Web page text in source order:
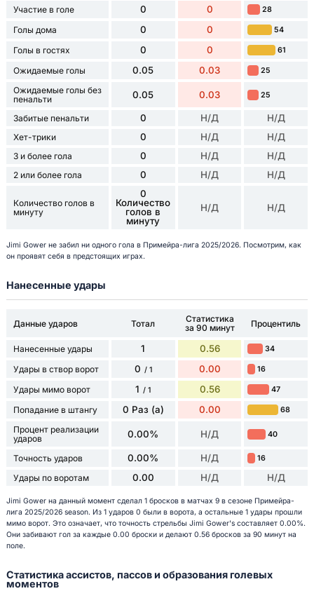
Участие в голе 0 0 28
Голы дома 0 0 54
Голы в гостях 0 0 61
Ожидаемые голы 0.05 0.03 25
Ожидаемые голы без
пенальти
0.05 0.03 25
Забитые пенальти 0 Н/Д Н/Д
Хет-трики 0 Н/Д Н/Д
3 и более гола 0 Н/Д Н/Д
2 или более гола 0 Н/Д Н/Д
Количество голов в
минуту
0
Количество
голов в
минуту
Н/Д Н/Д
Jimi Gower не забил ни одного гола в Примейра-лига 2025/2026. Посмотрим, как
он проявят себя в предстоящих играх.
Нанесенные удары
Данные ударов Тотал
Статистика
за 90 минут
Процентиль
Нанесенные удары 1 0.56 34
Удары в створ ворот 0 / 1 0.00 16
Удары мимо ворот 1 / 1 0.56 47
Попадание в штангу 0 Раз (а) 0.00 68
Процент реализации
ударов
0.00% Н/Д 40
Точность ударов 0.00% Н/Д 16
Удары по воротам 0.00 Н/Д Н/Д
Jimi Gower на данный момент сделал 1 бросков в матчах 9 в сезоне Примейра-
лига 2025/2026 season. Из 1 ударов 0 были в ворота, а остальные 1 удары прошли
мимо ворот. Это означает, что точность стрельбы Jimi Gower's составляет 0.00%.
Они забивают гол за каждые 0.00 броски и делают 0.56 бросков за 90 минут на
поле.
Статистика ассистов, пассов и образования голевых
моментов